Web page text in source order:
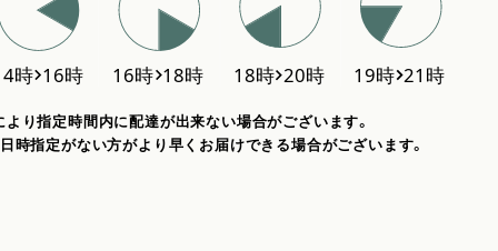
り指定時間内に配達が出来ない場合がございます。
時指定がない方がより早くお届けできる場合がございます。